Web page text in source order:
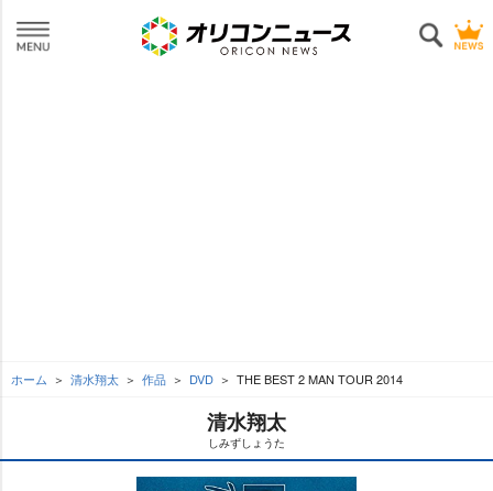
ホーム 清水翔太 作品 DVD THE BEST 2 MAN TOUR 2014
清水翔太
しみずしょうた